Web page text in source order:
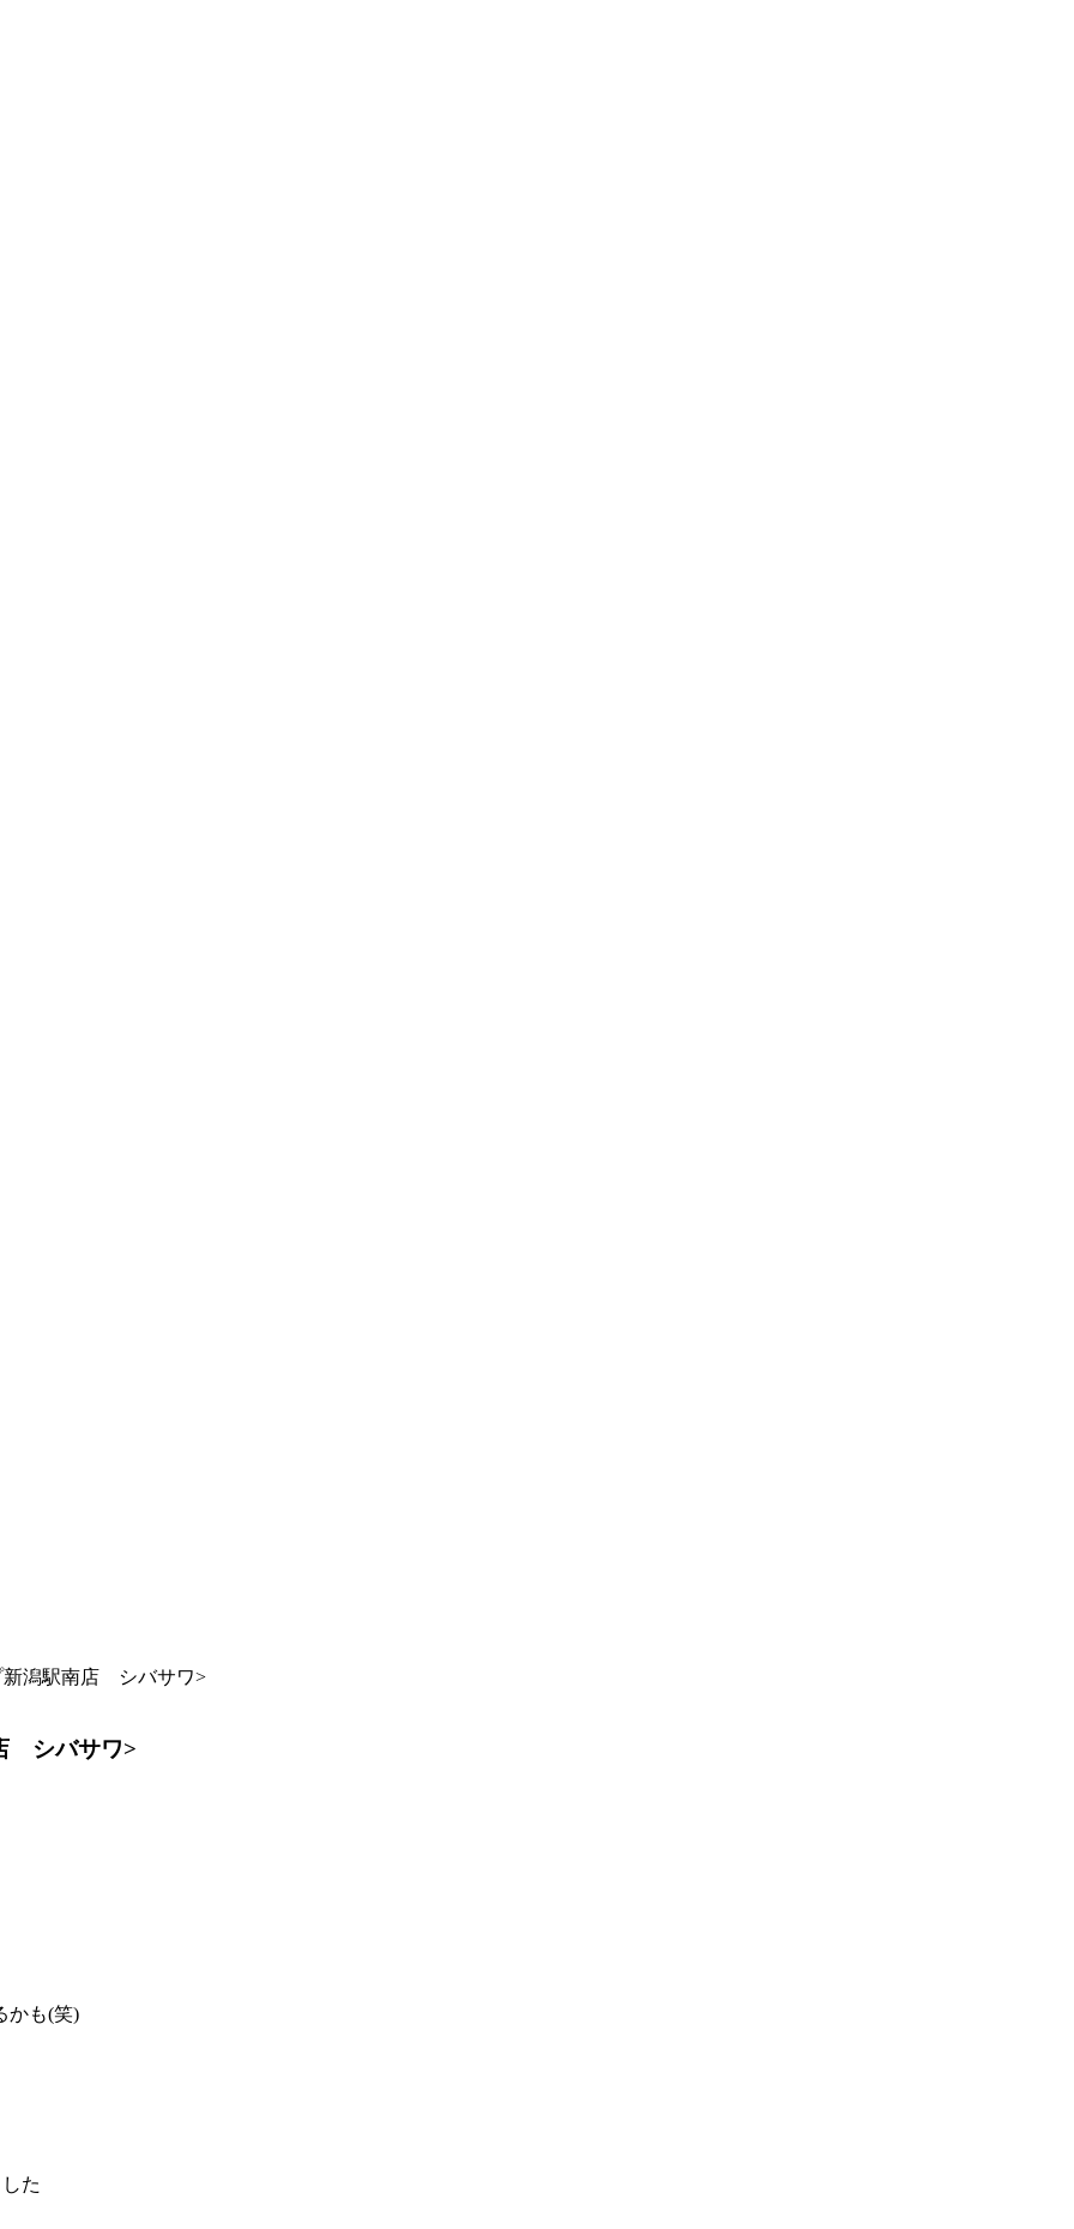
新潟駅南店 シバサワ>
シバサワ>
かも(笑)
た